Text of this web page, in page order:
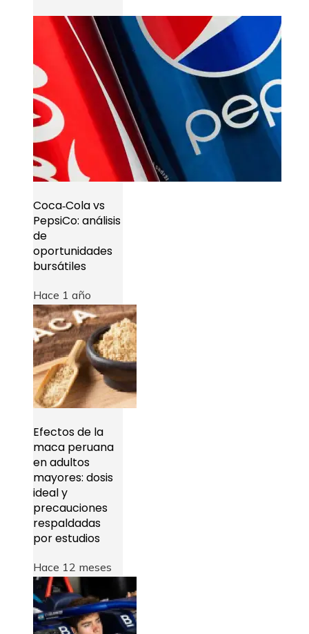
Coca‑Cola vs
PepsiCo: análisis
de
oportunidades
bursátiles
Hace 1 año
Efectos de la
maca peruana
en adultos
mayores: dosis
ideal y
precauciones
respaldadas
por estudios
Hace 12 meses